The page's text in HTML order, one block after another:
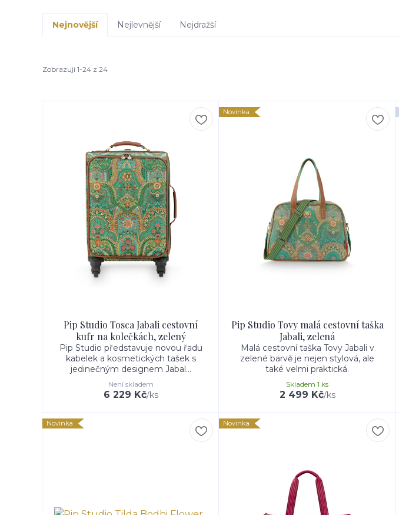
Nejnovější Nejlevnější Nejdražší
Zobrazuji 1-24 z 24
Pip Studio Tosca Jabali cestovní
kufr na kolečkách, zelený
Pip Studio představuje novou řadu
kabelek a kosmetických tašek s
jedinečným designem Jabal...
6 229 Kč/ks
Není skladem
Novinka
Pip Studio Tovy malá cestovní taška
Jabali, zelená
Malá cestovní taška Tovy Jabali v
zelené barvě je nejen stylová, ale
také velmi praktická.
2 499 Kč/ks
Skladem 1 ks
Novinka Novinka